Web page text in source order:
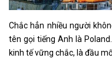
Chắc hẳn nhiều người
tên gọi tiếng Anh là
kinh tế vững chắc, là đầu